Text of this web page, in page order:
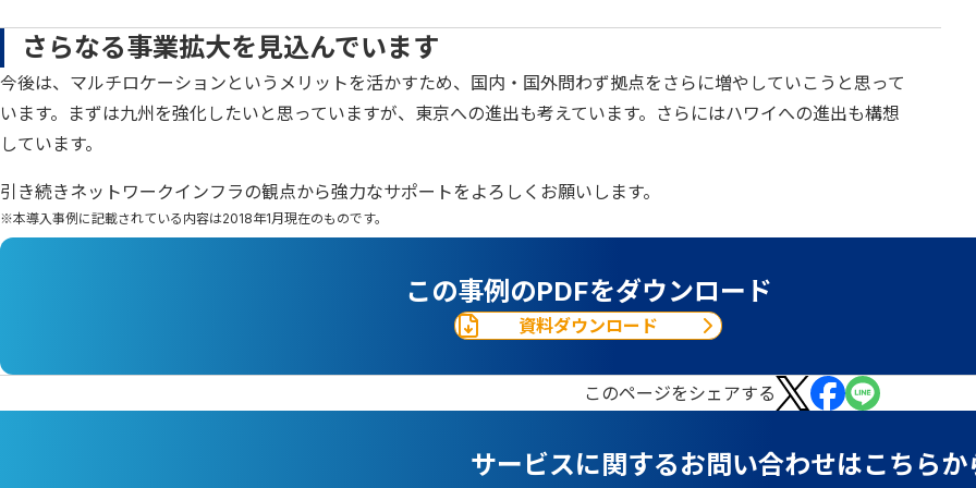
さらなる事業拡大を見込んでいます
今後は、マルチロケーションというメリットを活かすため、国内・国外問わず拠点をさらに増やしていこうと思って
います。まずは九州を強化したいと思っていますが、東京への進出も考えています。さらにはハワイへの進出も構想
しています。
引き続きネットワークインフラの観点から強力なサポートをよろしくお願いします。
※本導入事例に記載されている内容は2018年1月現在のものです。
この事例のPDFをダウンロード
資料ダウンロード
このページをシェアする
サービスに関するお問い合わせはこちらか